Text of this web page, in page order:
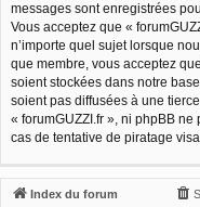
messages sont enregistrées
Vous acceptez que «
n’importe quel sujet lorsque
que membre, vous acceptez
soient stockées dans notre
soient pas diffusées à une
« forumGUZZI.fr », ni phpBB
cas de tentative de piratage
Index du forum